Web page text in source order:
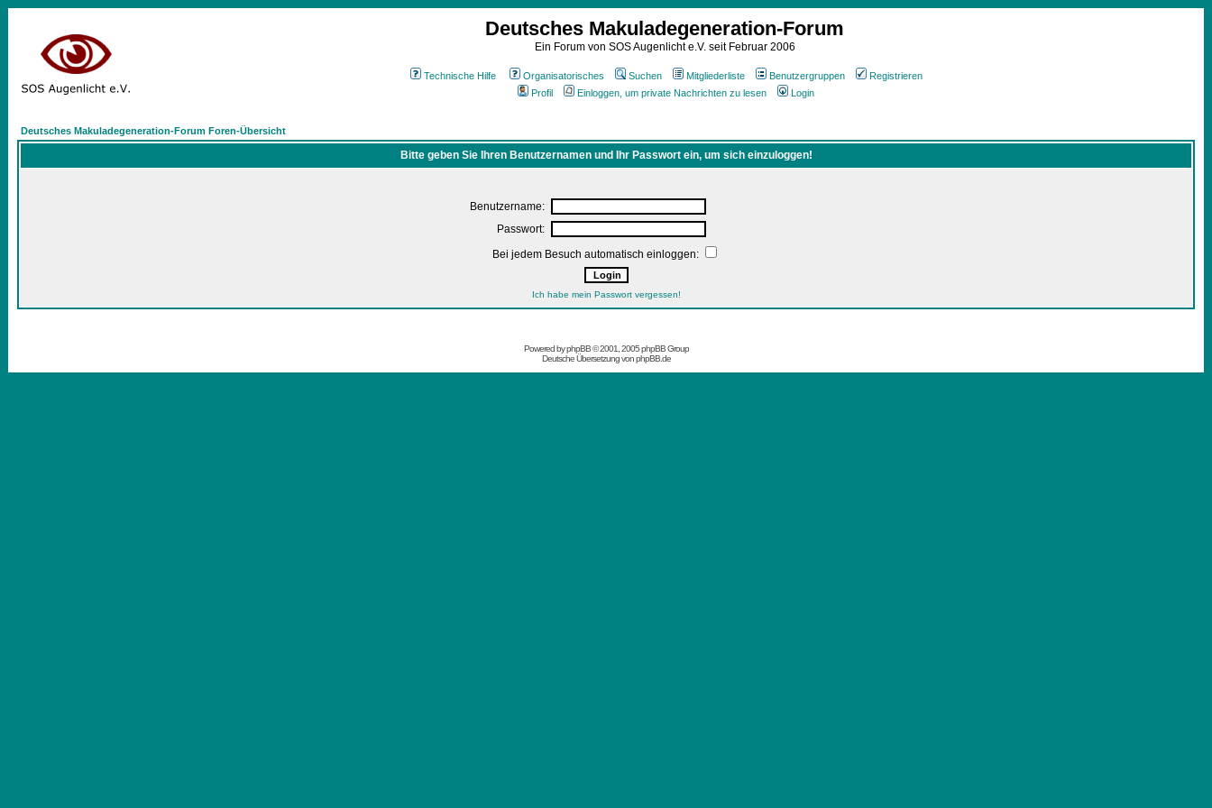
Deutsches Makuladegeneration-Forum
Ein Forum von SOS Augenlicht e.V. seit Februar 2006
Technische Hilfe Organisatorisches Suchen Mitgliederliste Benutzergruppen
Registrieren
Profil
Einloggen, um private Nachrichten zu lesen Login
Deutsches Makuladegeneration-Forum Foren-Übersicht
Bitte geben Sie Ihren Benutzernamen und Ihr Passwort ein, um sich einzuloggen!
Benutzername:
Passwort:
Bei jedem Besuch automatisch einloggen:
Ich habe mein Passwort vergessen!
Powered byphpBB© 2001, 2005 phpBB Group
Deutsche Übersetzung vonphpBB.de